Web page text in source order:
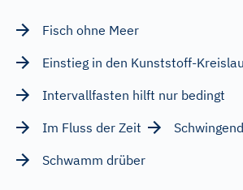
Fisch ohne Meer
Einstieg in den Kunststoff-
Intervallfasten hilft nur bedingt
Im Fluss der Zeit
Schwamm drüber